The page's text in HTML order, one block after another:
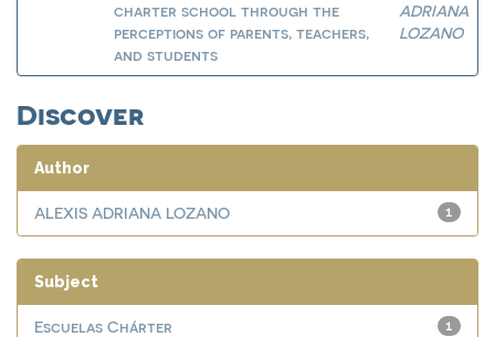
charter school through the
perceptions of parents, teachers,
and students
ADRIANA
LOZANO
Discover
Author
1
ALEXIS ADRIANA LOZANO
Subject
1
Escuelas Chárter